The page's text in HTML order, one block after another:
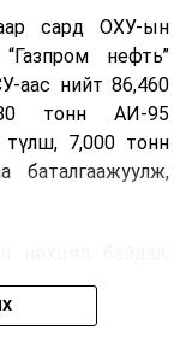
захирамж
түвшинд
сард ОХУ-ын
нефть”
аас нийт 86,460
тонн АИ-95
түлш, 7,000 тонн
баталгаажуулж,
газрын тосны
байна.